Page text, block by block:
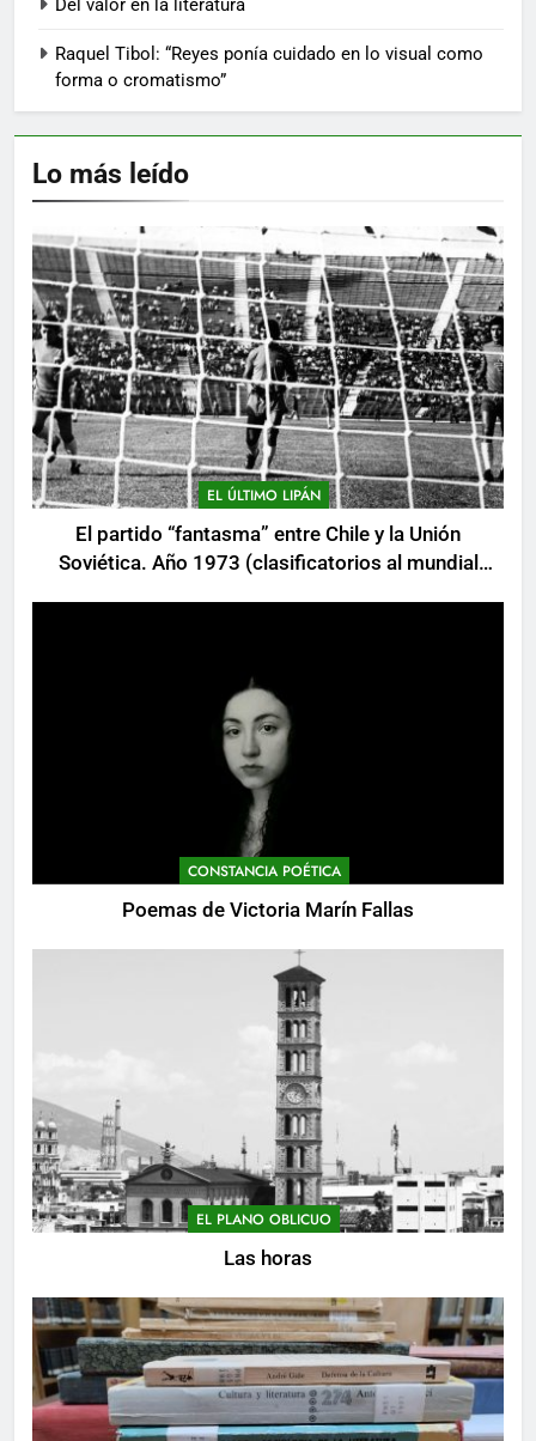
Raquel Tibol: “Reyes ponía cuidado en lo visual como
forma o cromatismo”
Lo más leído
EL ÚLTIMO LIPÁN
El partido “fantasma” entre Chile y la Unión
Soviética. Año 1973 (clasificatorios al mundial
CONSTANCIA POÉTICA
Poemas de Victoria Marín Fallas
EL PLANO OBLICUO
Las horas